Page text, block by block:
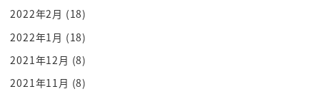
こんにちは今日もすごくいい天気ですね
つかむことをお伺いします
シークレットリカバリーフレーズは何です
かこれはもう大悪党です
2022年2月 (18)
2022年1月 (18)
2021年12月 (8)
2021年11月 (8)